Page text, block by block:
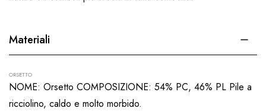
Materiali
ORSETTO
NOME: Orsetto COMPOSIZIONE: 54% PC, 46% PL Pile a
ricciolino, caldo e molto morbido.